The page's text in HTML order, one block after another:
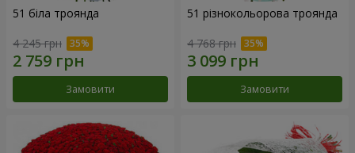
51 біла троянда
4 245 грн
Замовити
51 різнокольорова троянда
4 768 грн
Замовити